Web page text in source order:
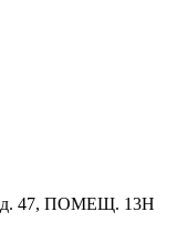
д. 47, ПОМЕЩ. 13Н